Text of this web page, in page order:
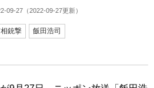
09-27 （2022-09-27更新）
銃撃 飯田浩司